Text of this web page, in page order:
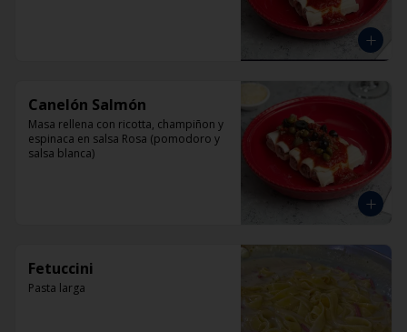
Canelón Salmón
Masa rellena con ricotta, champiñon y
espinaca en salsa Rosa (pomodoro y
salsa blanca)
Fetuccini
Pasta larga